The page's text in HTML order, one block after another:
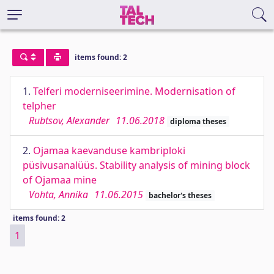
items found: 2
1. Telferi moderniseerimine. Modernisation of
telpher
Rubtsov, Alexander 11.06.2018 diploma theses
2. Ojamaa kaevanduse kambriploki
püsivusanalüüs. Stability analysis of mining block
of Ojamaa mine
Vohta, Annika 11.06.2015 bachelor's theses
items found: 2
1